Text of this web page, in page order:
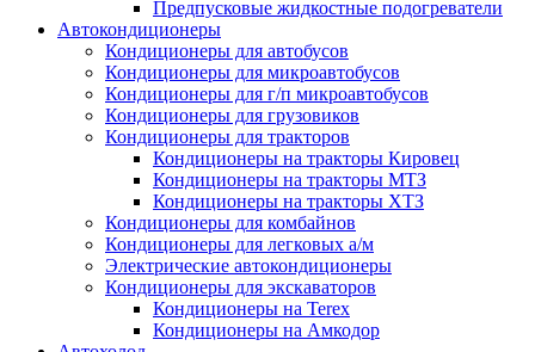
Предпусковые жидкостные подогреватели
Автокондиционеры
Кондиционеры для автобусов
Кондиционеры для микроавтобусов
Кондиционеры для г/п микроавтобусов
Кондиционеры для грузовиков
Кондиционеры для тракторов
Кондиционеры на тракторы Кировец
Кондиционеры на тракторы МТЗ
Кондиционеры на тракторы ХТЗ
Кондиционеры для комбайнов
Кондиционеры для легковых а/м
Электрические автокондиционеры
Кондиционеры для экскаваторов
Кондиционеры на Terex
Кондиционеры на Амкодор